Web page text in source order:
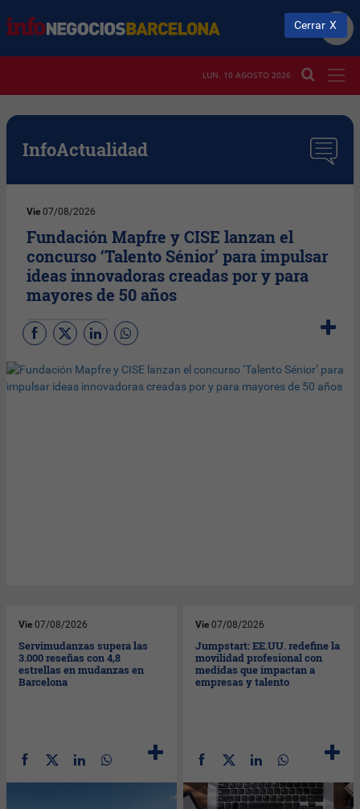
LUN. 10 AGOSTO 2026
InfoActualidad
Vie 07/08/2026
Fundación Mapfre y CISE lanzan el
concurso ‘Talento Sénior’ para impulsar
ideas innovadoras creadas por y para
mayores de 50 años
Vie 07/08/2026
Servimudanzas supera las
3.000 reseñas con 4,8
estrellas en mudanzas en
Barcelona
Vie 07/08/2026
Jumpstart: EE.UU. redefine la
movilidad profesional con
medidas que impactan a
empresas y talento
Cerrar